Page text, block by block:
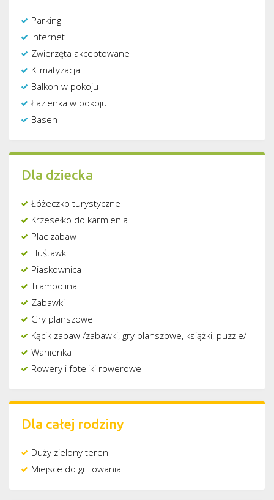
Parking
Internet
Zwierzęta akceptowane
Klimatyzacja
Balkon w pokoju
Łazienka w pokoju
Basen
Dla dziecka
Łóżeczko turystyczne
Krzesełko do karmienia
Plac zabaw
Huśtawki
Piaskownica
Trampolina
Zabawki
Gry planszowe
Kącik zabaw /zabawki, gry planszowe, książki, puzzle/
Wanienka
Rowery i foteliki rowerowe
Dla całej rodziny
Duży zielony teren
Miejsce do grillowania